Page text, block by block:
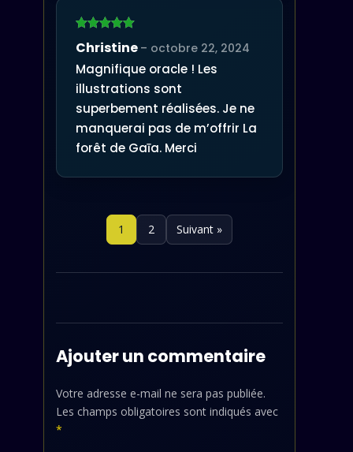
5
Christine – octobre 22, 2024
Magnifique oracle ! Les
illustrations sont
superbement réalisées. Je ne
manquerai pas de m’offrir La
forêt de Gaīa. Merci
1 2 Suivant »
Ajouter un commentaire
Votre adresse e-mail ne sera pas publiée.
Les champs obligatoires sont indiqués avec
*